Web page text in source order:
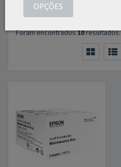
Foram encontrados10resultados.
OPÇÕES